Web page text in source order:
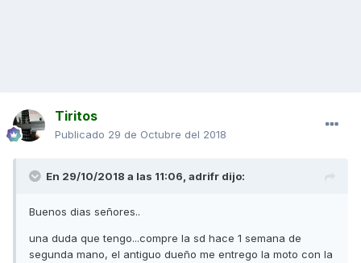
Tiritos
Publicado 29 de Octubre del 2018
En 29/10/2018 a las 11:06, adrifr dijo:
Buenos dias señores..
una duda que tengo...compre la sd hace 1 semana de
segunda mano, el antiguo dueño me entrego la moto con la